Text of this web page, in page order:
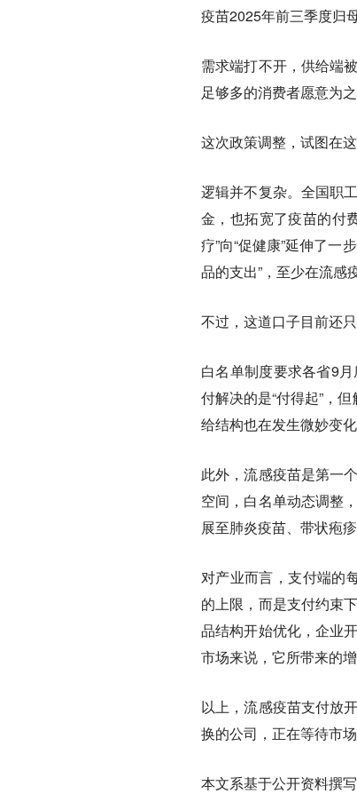
疫苗2025年前三季度归
需求端打不开，供给端
足够多的消费者愿意为
这次政策调整，试图在
逻辑并不复杂。全国职
金，也拓宽了疫苗的付
疗”向“促健康”延伸了一
品的支出”，至少在流感
不过，这道口子目前还
白名单制度要求各省9
付解决的是“付得起”，
给结构也在发生微妙变
此外，流感疫苗是第一
空间，白名单动态调整
展至肺炎疫苗、带状疱
对产业而言，支付端的
的上限，而是支付约束
品结构开始优化，企业
市场来说，它所带来的
以上，流感疫苗支付放
换的公司，正在等待市场
本文系基于公开资料撰